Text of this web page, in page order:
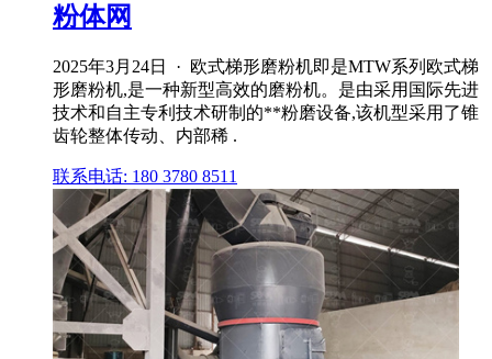
粉体网
2025年3月24日 · 欧式梯形磨粉机即是MTW系列欧式梯
形磨粉机,是一种新型高效的磨粉机。是由采用国际先进
技术和自主专利技术研制的**粉磨设备,该机型采用了锥
齿轮整体传动、内部稀 .
联系电话: 180 3780 8511